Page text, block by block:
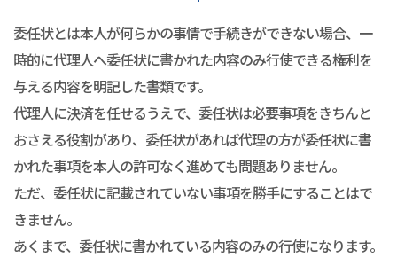
委任状とは本人が何らかの事情で手続きができない場合、一
時的に代理人へ委任状に書かれた内容のみ行使できる権利を
与える内容を明記した書類です。
代理人に決済を任せるうえで、委任状は必要事項をきちんと
おさえる役割があり、委任状があれば代理の方が委任状に書
かれた事項を本人の許可なく進めても問題ありません。
ただ、委任状に記載されていない事項を勝手にすることはで
きません。
あくまで、委任状に書かれている内容のみの行使になります。